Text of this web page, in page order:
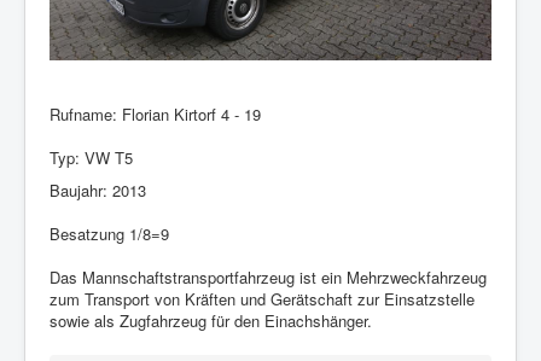
Geschichte
Mitglied werden
Rufname: Florian Kirtorf 4 - 19
Typ: VW T5
Baujahr: 2013
Besatzung 1/8=9
Das Mannschaftstransportfahrzeug ist ein Mehrzweckfahrzeug
zum Transport von Kräften und Gerätschaft zur Einsatzstelle
sowie als Zugfahrzeug für den Einachshänger.